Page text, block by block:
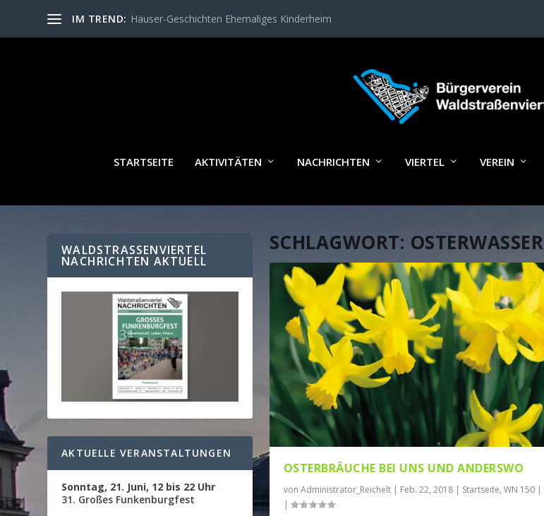
IM TREND: Häuser-Geschichten Ehemaliges Kinderheim
STARTSEITE AKTIVITÄTEN NACHRICHTEN VIERTEL VEREIN
SCHLAGWORT: OSTERWASSER
OSTERBRÄUCHE BEI UNS UND ANDERSWO
von Administrator_Reichelt| Feb. 22, 2018| Startseite, WN 150|
|
WALDSTRASSENVIERTEL N
ACHRICHTEN AKTUELL
AKTUELLE VERANSTALTUNGEN
Sonntag, 21. Juni, 12 bis 22 Uhr
31. Großes Funkenburgfest